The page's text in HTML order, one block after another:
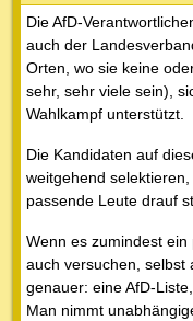
Die AfD-
auch der
Orten, wo sie keine
sehr, sehr viele sein),
Wahlkampf unterstützt.
Die Kandidaten auf
weitgehend
passende Leute drauf
Wenn es zumindest
auch versuchen, selbst
genauer: eine AfD-
Man nimmt